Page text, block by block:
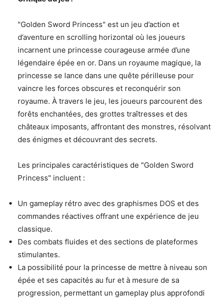
"Golden Sword Princess" est un jeu d’action et
d’aventure en scrolling horizontal où les joueurs
incarnent une princesse courageuse armée d’une
légendaire épée en or. Dans un royaume magique, la
princesse se lance dans une quête périlleuse pour
vaincre les forces obscures et reconquérir son
royaume. À travers le jeu, les joueurs parcourent des
forêts enchantées, des grottes traîtresses et des
châteaux imposants, affrontant des monstres, résolvant
des énigmes et découvrant des secrets.
Les principales caractéristiques de "Golden Sword
Princess" incluent :
Un gameplay rétro avec des graphismes DOS et des
commandes réactives offrant une expérience de jeu
classique.
Des combats fluides et des sections de plateformes
stimulantes.
La possibilité pour la princesse de mettre à niveau son
épée et ses capacités au fur et à mesure de sa
progression, permettant un gameplay plus approfondi